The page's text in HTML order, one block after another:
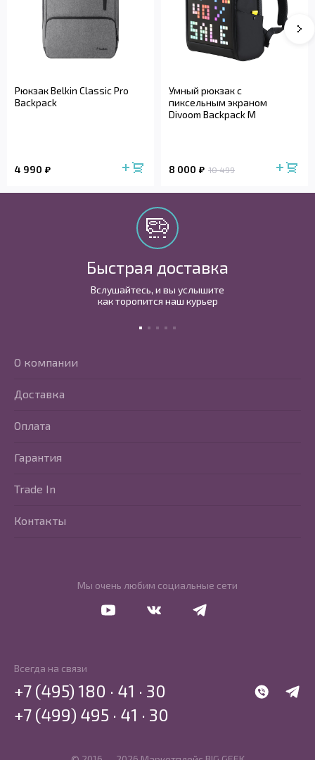
Рюкзак Belkin Classic Pro
Backpack
4 990
Умный рюкзак с
пиксельным экраном
Divoom Backpack M
8 000 10 499
Быстрая доставка
Вслушайтесь, и вы услышите
как торопится наш курьер
Мы очень любим социальные сети
О компании
Доставка
Оплата
Гарантия
Trade In
Контакты
Всегда на связи
WhatsApp
+7 (495) 180 · 41 · 30
+7 (499) 495 · 41 · 30